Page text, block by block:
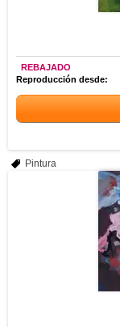
REBAJADO
Reproducción desde:
Pintura